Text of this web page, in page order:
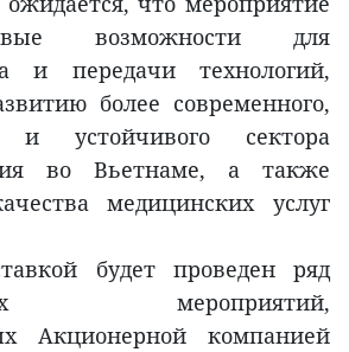
возможности для
и передачи технологий,
более современного,
и устойчивого сектора
во Вьетнаме, а также
медицинских услуг
будет проведен ряд
мероприятий,
Акционерной компанией